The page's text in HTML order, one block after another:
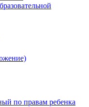
по правам ребенка